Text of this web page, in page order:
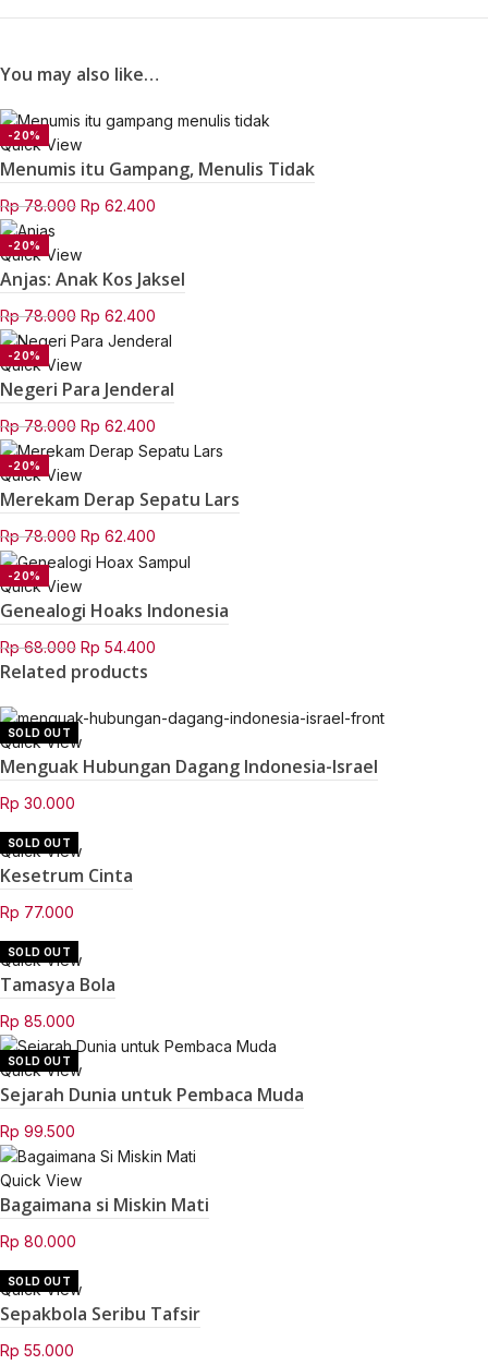
You may also like…
-20%
SOLD OUT
Quick View
Menumis itu Gampang, Menulis Tidak
Rp78.000 Original
was:
Rp 78.000.
Rp 62.400
Rp 62.400.
-20%
Quick View
Anjas: Anak Kos Jaksel
Rp78.000 Original
price
was:
Rp 78.000.
Rp 62.400
price
Rp 62.400.
-20%
SOLD OUT
NEW
Quick View
Negeri Para Jenderal
Rp78.000 Original
price
was:
Rp 78.000.
Rp 62.400
price
Rp 62.400.
-20%
SOLD OUT
NEW
Quick View
Merekam Derap Sepatu Lars
Rp78.000 Original
price
was:
Rp 78.000.
Rp 62.400
price
Rp 62.400.
-20%
Quick View
Genealogi Hoaks Indonesia
Rp68.000 Original
price
Rp 68.000.
Rp 54.400
Rp 54.400.
Related products
SOLD OUT
Quick View
Menguak Hubungan Dagang Indonesia-Israel
Rp 30.000
SOLD OUT
Quick View
Kesetrum Cinta
Rp 77.000
SOLD OUT
Quick View
Tamasya Bola
Rp 85.000
SOLD OUT
Quick View
Sejarah Dunia untuk Pembaca Muda
Rp 99.500
Quick View
Bagaimana si Miskin Mati
Rp 80.000
SOLD OUT
Quick View
Sepakbola Seribu Tafsir
Rp 55.000